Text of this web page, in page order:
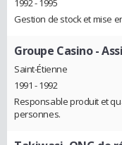
1992 - 1995
Gestion de stock et mise
Groupe Casino-
Saint-Étienne
1991 - 1992
Responsable produit et
personnes.